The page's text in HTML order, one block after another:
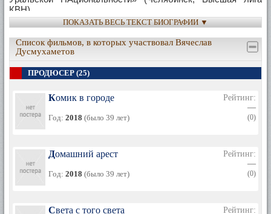
КВН).
2004—2005 — креативный продюсер телеканала РЕН ТВ;
2005—2008 — креативный продюсер телеканала СТС,
автор первых сезонов «Папиных дочек» и «6 кадров».
Вместе со съемочной группой сериала «Папины дочки»
премии «ТЭФИ» в номинации «Лучший ситком года»;
2008 — вместе с Семёном Слепаковым организовал
компанию 7АРТ по производству телевизионного контента;
2008—2012 — автор и продюсер комедийных сериалов
«Универ», «Интерны» и «Универ. Новая общага», член жюри
в комедийном шоу «Comedy Баттл», продюсер комедийного
шоу «Comedy Woman», «Наша Russia. 5 сезон», «Comedy
Баттл. Новый сезон» и «Comedy Баттл. Без границ»;
2012 — креативный продюсер Comedy Club production.
ПОКАЗАТЬ ВЕСЬ ТЕКСТ БИОГРАФИИ ▼
Список фильмов, в которых участвовал Вячеслав
Дусмухаметов
ПРОДЮСЕР (25)
Комик в городе
Год: 2018 (было 39 лет)
Рейтинг:
—
(0)
Домашний арест
Год: 2018 (было 39 лет)
Рейтинг:
—
(0)
Света с того света
Рейтинг: